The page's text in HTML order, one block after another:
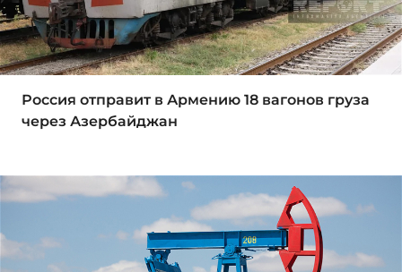
Россия отправит в Армению 18 вагонов груза
через Азербайджан